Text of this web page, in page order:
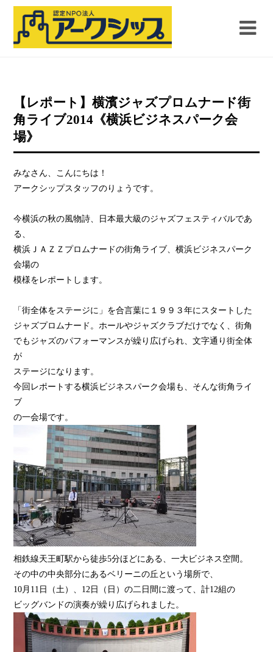
【レポート】横濱ジャズプロムナード街
角ライブ2014《横浜ビジネスパーク会
場》
みなさん、こんにちは！
アークシップスタッフのりょうです。
今横浜の秋の風物詩、日本最大級のジャズフェスティバルであ
る、
横浜ＪＡＺＺプロムナードの街角ライブ、横浜ビジネスパーク
会場の
模様をレポートします。
「街全体をステージに」を合言葉に１９９３年にスタートした
ジャズプロムナード。ホールやジャズクラブだけでなく、街角
でもジャズのパフォーマンスが繰り広げられ、文字通り街全体
が
ステージになります。
今回レポートする横浜ビジネスパーク会場も、そんな街角ライ
ブ
の一会場です。
相鉄線天王町駅から徒歩5分ほどにある、一大ビジネス空間。
その中の中央部分にあるベリーニの丘という場所で、
10月11日（土）、12日（日）の二日間に渡って、計12組の
ビッグバンドの演奏が繰り広げられました。